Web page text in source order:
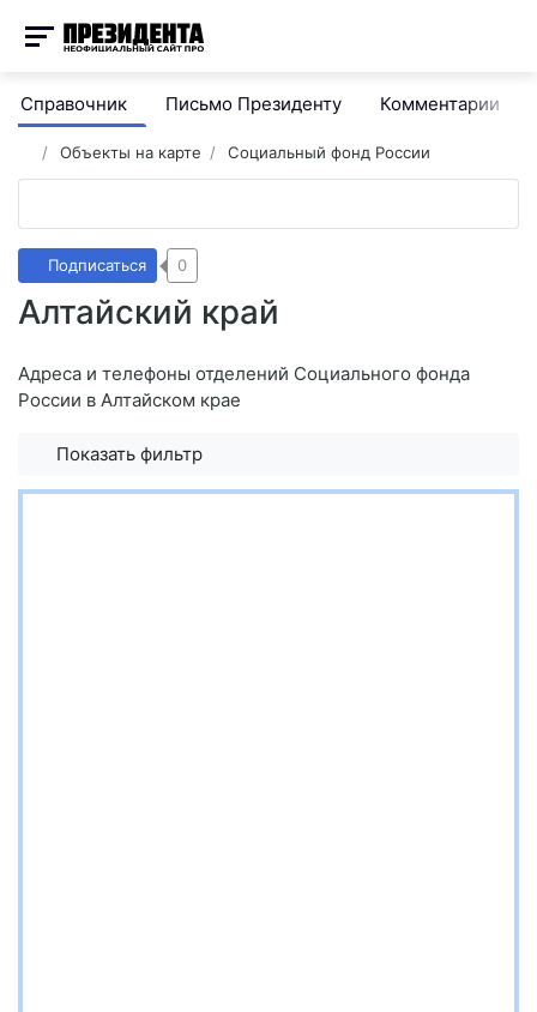
Справочник Письмо Президенту Комментарии
Объекты на карте Социальный фонд России
Алтайский край
Подписаться 0
Адреса и телефоны отделений Социального фонда
России в Алтайском крае
Показать фильтр